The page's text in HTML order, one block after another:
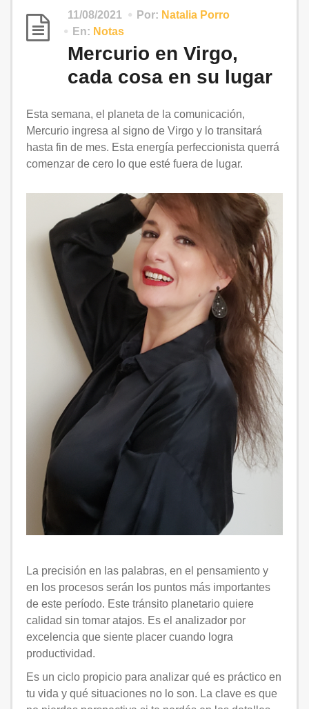
11/08/2021 Por: Natalia Porro
En: Notas
Mercurio en Virgo,
cada cosa en su lugar
Esta semana, el planeta de la comunicación,
Mercurio ingresa al signo de Virgo y lo transitará
hasta fin de mes. Esta energía perfeccionista querrá
comenzar de cero lo que esté fuera de lugar.
La precisión en las palabras, en el pensamiento y
en los procesos serán los puntos más importantes
de este período. Este tránsito planetario quiere
calidad sin tomar atajos. Es el analizador por
excelencia que siente placer cuando logra
productividad.
Es un ciclo propicio para analizar qué es práctico en
tu vida y qué situaciones no lo son. La clave es que